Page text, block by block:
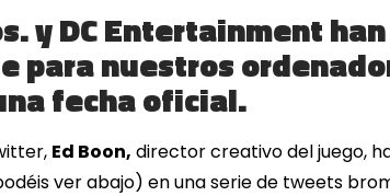
y DC Entertainment
para nuestros
fecha oficial.
Ed Boon, director creativo del juego,
ver abajo) en una serie de tweets